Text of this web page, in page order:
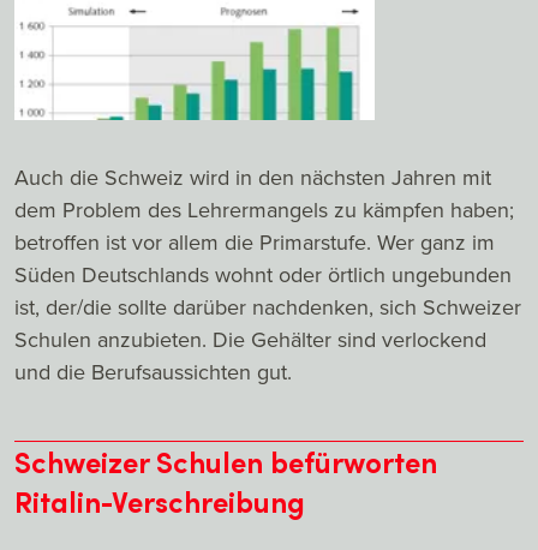
Auch die Schweiz wird in den nächsten Jahren mit
dem Problem des Lehrermangels zu kämpfen haben;
betroffen ist vor allem die Primarstufe. Wer ganz im
Süden Deutschlands wohnt oder örtlich ungebunden
ist, der/die sollte darüber nachdenken, sich Schweizer
Schulen anzubieten. Die Gehälter sind verlockend
und die Berufsaussichten gut.
Schweizer Schulen befürworten
Ritalin-Verschreibung